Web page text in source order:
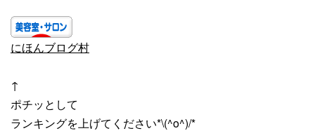
にほんブログ村
↑
ポチッとして
ランキングを上げてください*\(^o^)/*